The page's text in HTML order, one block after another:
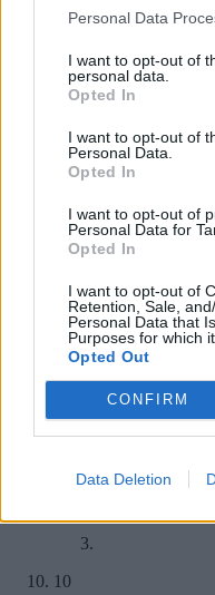
Personal Data
I want to opt-out of
personal data.
Opted In
I want to opt-out of
Personal Data.
Opted In
I want to opt-out of
Personal Data for
Opted In
I want to opt-out of
Retention, Sale,
Personal Data that
Purposes for which
Opted Out
CONFIRM
Data Deletion
Wskaż ten
Wskaż ten
10